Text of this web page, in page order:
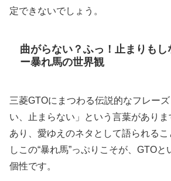
定できないでしょう。
曲がらない？ふっ！止まりもし
ー暴れ馬の世界観
三菱GTOにまつわる伝説的なフレー
い、止まらない」という言葉があり
あり、愛ゆえのネタとして語られる
しこの“暴れ馬”っぷりこそが、GTO
個性です。